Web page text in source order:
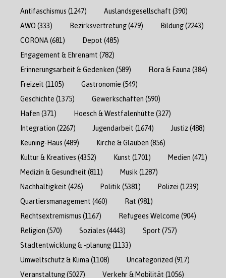
Antifaschismus (1247) Auslandsgesellschaft (390)
AWO (333) Bezirksvertretung(479) Bildung(2243)
CORONA (681) Depot (485)
Engagement & Ehrenamt (782)
Erinnerungsarbeit & Gedenken (589) Flora & Fauna (384)
Freizeit (1105) Gastronomie (549)
Geschichte (1375) Gewerkschaften (590)
Hafen (371) Hoesch & Westfalenhütte (327)
Integration (2267) Jugendarbeit (1674) Justiz(488)
Keuning-Haus (489) Kirche & Glauben (856)
Kultur & Kreatives (4352) Kunst (1701) Medien (471)
Medizin & Gesundheit (811) Musik (1287)
Nachhaltigkeit (426) Politik (5381) Polizei (1239)
Quartiersmanagement (460) Rat (981)
Rechtsextremismus (1167) Refugees Welcome (904)
Religion (570) Soziales (4443) Sport (757)
Stadtentwicklung & -planung(1133)
Umweltschutz & Klima (1108) Uncategorized (917)
Veranstaltung(5027) Verkehr & Mobilität (1056)